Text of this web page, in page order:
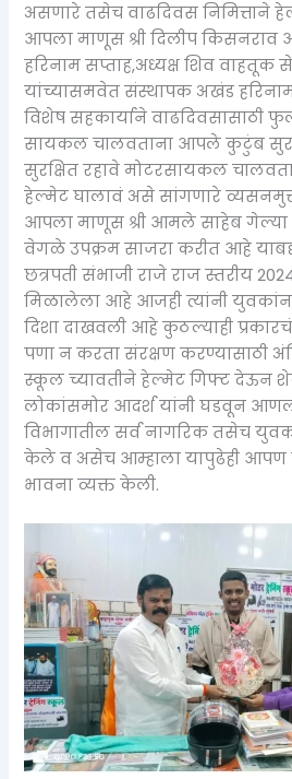
असणारे तसेच वाढदिवस निमित्ताने
आपला माणूस श्री दिलीप
हरिनाम सप्ताह,अध्यक्ष शिव वाहतूक
यांच्यासमवेत संस्थापक अखंड हरिनाम
विशेष सहकार्याने वाढदिवसासाठी
सायकल चालवताना आपले कुटुंब
सुरक्षित रहावे मोटरसायकल
हेल्मेट घालावं असे सांगणारे
आपला माणूस श्री आमले साहेब
वेगळे उपक्रम साजरा करीत आहे
छत्रपती संभाजी राजे राज स्तरीय
मिळालेला आहे आजही त्यांनी
दिशा दाखवली आहे कुठल्याही
पणा न करता संरक्षण करण्यासाठी
स्कूल च्यावतीने हेल्मेट गिफ्ट देऊन
लोकांसमोर आदर्श यांनी घडवून
विभागातील सर्व नागरिक तसेच
केले व असेच आम्हाला यापुढेही आपण
भावना व्यक्त केली.